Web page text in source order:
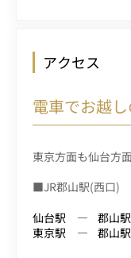
アクセス
電車でお越
東京方面も仙台方
■JR郡山駅(西口
仙台駅
郡山駅
東京駅
郡山駅